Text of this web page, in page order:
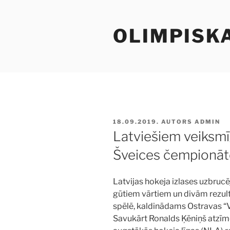
PUBLICĒTS
18.09.2019. AUTORS ADMIN
Latviešiem
Šveices
Latvijas hokeja izlases
gūtiem vārtiem un divām
spēlē, kaldinādams Ostravas
Savukārt Ronalds Ķēniņš